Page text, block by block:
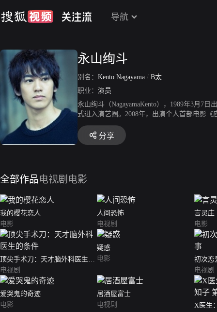
导航
永山绚斗
别名： Kento Nagayama / B太
职业： 演员
永山绚斗（NagayamaKento），1989年3月7
式进入演艺圈。2008年，出演个人首部电影
获得第34届日本电影学院奖新人奖。2015年
其出演的剧情电影《海边的生与死》上映。
分享
全部作品电视剧 电影
我的樱花恋人
电影
人间恐怖
电视剧
言灵庄
电影
顶尖手术刀：天才脑外科医生的
条件
电视剧
疑惑
电影
初次恋
电视剧
爱哭鬼的奇迹
电影
居酒屋富士
电视剧
X医生